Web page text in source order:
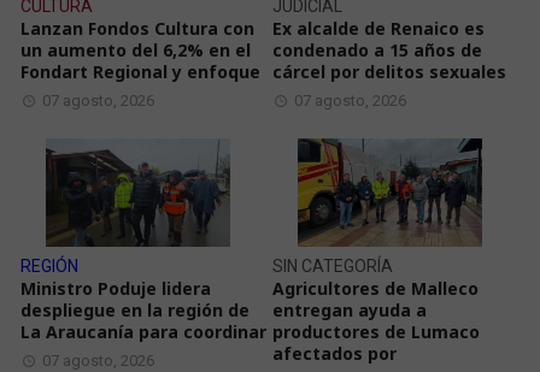
CULTURA
Lanzan Fondos Cultura con
un aumento del 6,2% en el
Fondart Regional y enfoque
07 agosto, 2026
JUDICIAL
Ex alcalde de Renaico es
condenado a 15 años de
cárcel por delitos sexuales
07 agosto, 2026
REGIÓN
Ministro Poduje lidera
despliegue en la región de
La Araucanía para coordinar
07 agosto, 2026
SIN CATEGORÍA
Agricultores de Malleco
entregan ayuda a
productores de Lumaco
afectados por